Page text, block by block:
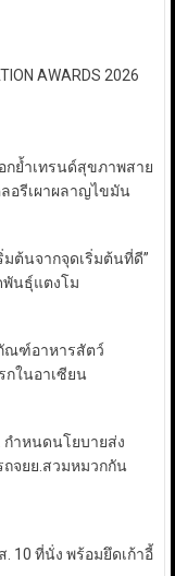
AWARDS 2026
กย้ำเทรนด์สุขภาพสาย
ลอรีเผาผลาญไขมัน
มต้นจากจุดเริ่มต้นที่ดี”
นธุ์แตงโม
ภัณฑ์อาหารสัตว์
กในอาเซียน
กำหนดนโยบายส่ง
จยย.สวมหมวกกัน
. 10 ที่นั่ง พร้อมยึดเก้าอี้